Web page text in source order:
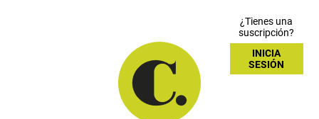
¿Tienes una
suscripción?
INICIA
SESIÓN